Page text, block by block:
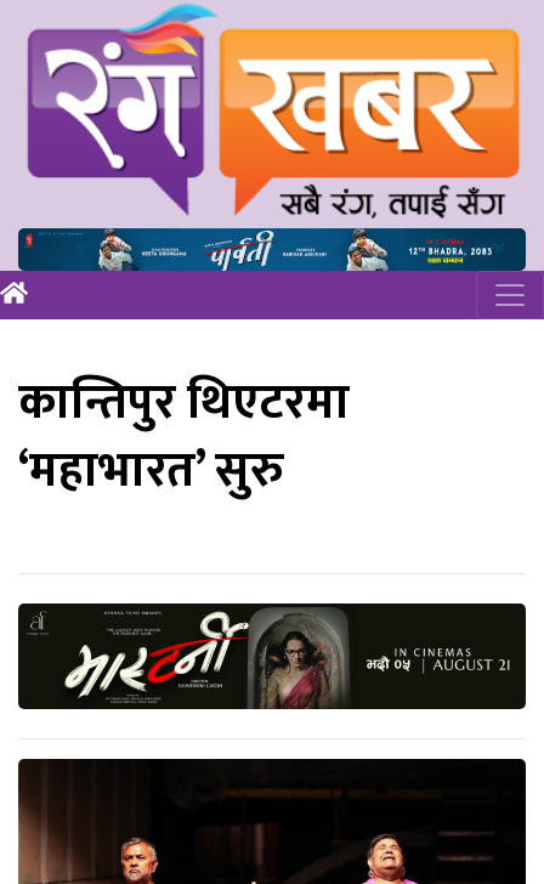
कान्तिपुर थिएटरमा
‘महाभारत’ सुरु